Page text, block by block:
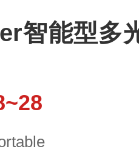
智能型多